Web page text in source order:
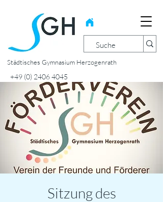
Städtisches Gymnasium Herzogenrath
+49 (0) 2406 4045
Sitzung des